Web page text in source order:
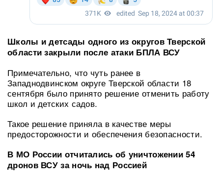
Школы и детсады одного из округов Тверской
области закрыли после атаки БПЛА ВСУ
Примечательно, что чуть ранее в
Западнодвинском округе Тверской области 18
сентября было принято решение отменить работу
школ и детских садов.
Такое решение приняла в качестве меры
предосторожности и обеспечения безопасности.
В МО России отчитались об уничтожении 54
дронов ВСУ за ночь над Россией